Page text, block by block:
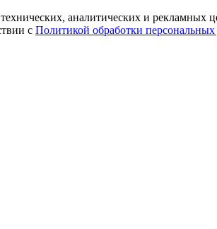
аналитических и
с Политикой обработки